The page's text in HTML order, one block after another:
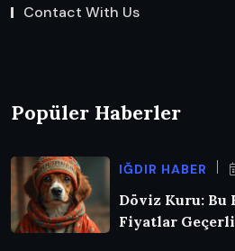
Contact With Us
Popüler Haberler
IĞDIR HABER
Döviz Kuru: Bu
Fiyatlar